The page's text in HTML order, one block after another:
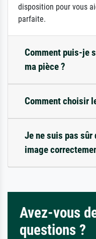
disposition pour vous
parfaite.
Comment puis-je
ma pièce ?
Comment choisir
Je ne suis pas
image
Avez-vous
questions ?